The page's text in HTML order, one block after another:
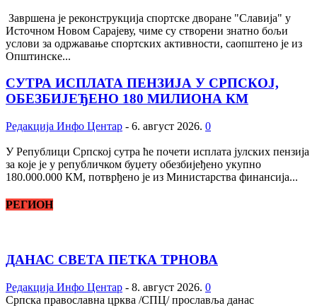
Завршена је реконструкција спортске дворане "Славија" у
Источном Новом Сарајеву, чиме су створени знатно бољи
услови за одржавање спортских активности, саопштено је из
Општинске...
СУТРА ИСПЛАТА ПЕНЗИЈА У СРПСКОЈ,
ОБЕЗБИЈЕЂЕНО 180 МИЛИОНА КМ
Редакција Инфо Центар - 6. август 2026. 0
У Републици Српској сутра ће почети исплата јулских пензија
за које је у републичком буџету обезбијеђено укупно
180.000.000 КМ, потврђено је из Министарства финансија...
РЕГИОН
ДАНАС СВЕТА ПЕТКА ТРНОВА
Редакција Инфо Центар - 8. август 2026. 0
Српска православна црква /СПЦ/ прославља данас